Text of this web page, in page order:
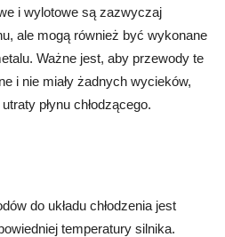
i wylotowe są zazwyczaj
ale mogą również być wykonane
Ważne jest, aby przewody te
i nie miały żadnych wycieków,
płynu chłodzącego.
do układu chłodzenia jest
temperatury silnika.